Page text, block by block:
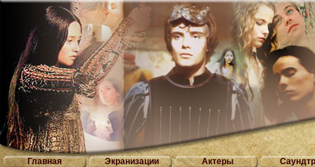
Главная Экранизации Актеры